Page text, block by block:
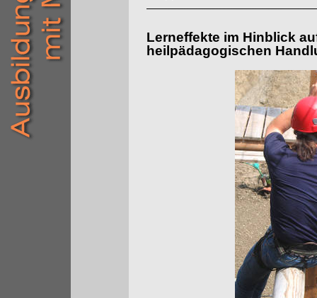
Lerneffekte im Hinblick
heilpädagogischen